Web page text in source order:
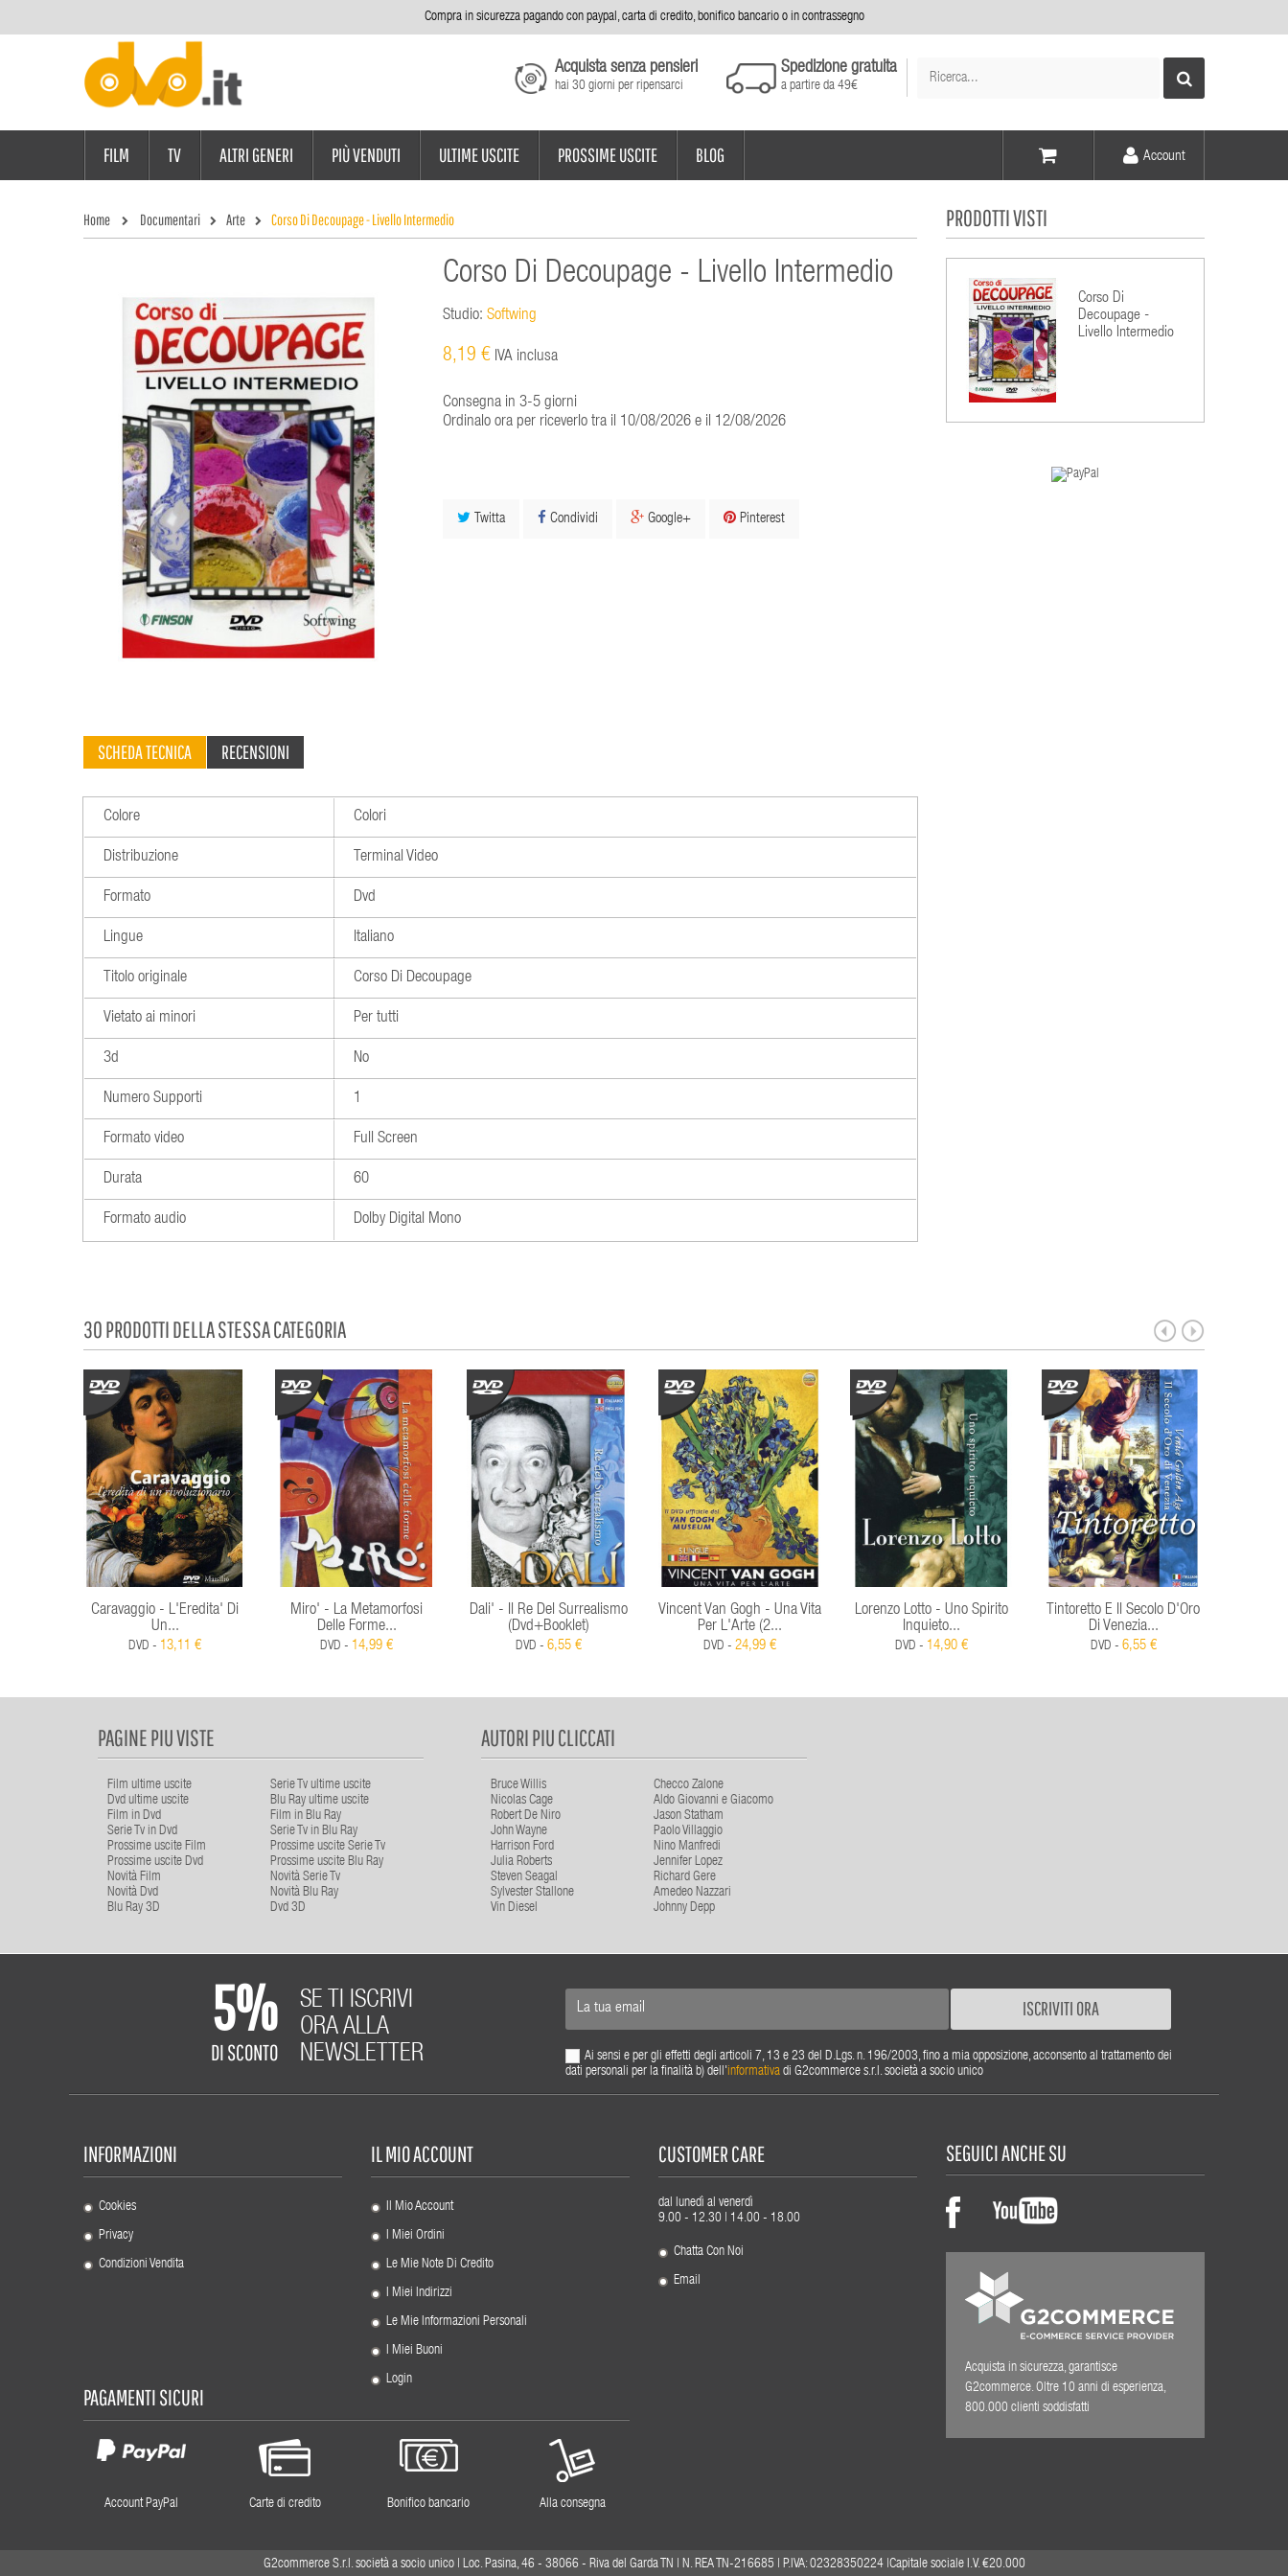
Compra in sicurezza pagando con paypal, carta di credito, bonifico bancario o in contrassegno
Elementi -
Acquista senza pensieri
hai 30 giorni per ripensarci
Spedizione gratuita
a partire da 49€
Account
FILM TV ALTRI GENERI PIÙ VENDUTI ULTIME USCITE PROSSIME USCITE BLOG
Home Documentari Arte Corso Di Decoupage - Livello Intermedio
Corso Di Decoupage - Livello Intermedio
Studio: Softwing
8,19 € IVA inclusa
Consegna in 3-5 giorni
Ordinalo ora per riceverlo tra il 10/08/2026 e il 12/08/2026
Twitta Condividi Google+ Pinterest
SCHEDA TECNICA RECENSIONI
Colore Colori
Distribuzione Terminal Video
Formato Dvd
Lingue Italiano
Titolo originale Corso Di Decoupage
Vietato ai minori Per tutti
3d No
Numero Supporti 1
Formato video Full Screen
Durata 60
Formato audio Dolby Digital Mono
PRODOTTI VISTI
Corso Di
Decoupage -
Livello Intermedio
30 PRODOTTI DELLA STESSA CATEGORIA
Caravaggio - L'Eredita' Di
Un...
DVD - 13,11 €
Miro' - La Metamorfosi
Delle Forme...
DVD - 14,99 €
Dali' - Il Re Del Surrealismo
(Dvd+Booklet)
DVD - 6,55 €
Vincent Van Gogh - Una Vita
Per L'Arte (2...
DVD - 24,99 €
Lorenzo Lotto - Uno Spirito
Inquieto...
DVD - 14,90 €
Tintoretto E Il Secolo D'Oro
Di Venezia...
DVD - 6,55 €
PAGINE PIU VISTE
Film ultime uscite
Serie Tv ultime uscite
Dvd ultime uscite
Blu Ray ultime uscite
Film in Dvd
Film in Blu Ray
Serie Tv in Dvd
Serie Tv in Blu Ray
Prossime uscite Film
Prossime uscite Serie Tv
Prossime uscite Dvd
Prossime uscite Blu Ray
Novità Film
Novità Serie Tv
Novità Dvd
Novità Blu Ray
Blu Ray 3D
Dvd 3D
AUTORI PIU CLICCATI
Bruce Willis
Checco Zalone
Nicolas Cage
Aldo Giovanni e Giacomo
Robert De Niro
Jason Statham
John Wayne
Paolo Villaggio
Harrison Ford
Nino Manfredi
Julia Roberts
Jennifer Lopez
Steven Seagal
Richard Gere
Sylvester Stallone
Amedeo Nazzari
Vin Diesel
Johnny Depp
5%
DI SCONTO
SE TI ISCRIVI
ORA ALLA
NEWSLETTER
ISCRIVITI ORA
Ai sensi e per gli effetti degli articoli 7, 13 e 23 del D.Lgs. n. 196/2003, fino a mia opposizione, acconsento al trattamento dei
dati personali per la finalità b) dell'informativadi G2commerce s.r.l. società a socio unico
INFORMAZIONI
Cookies
Privacy
Condizioni Vendita
IL MIO ACCOUNT
Il Mio Account
I Miei Ordini
Le Mie Note Di Credito
I Miei Indirizzi
Le Mie Informazioni Personali
I Miei Buoni
Login
CUSTOMER CARE
dal lunedì al venerdì
9.00 - 12.30 | 14.00 - 18.00
Chatta Con Noi
Email
SEGUICI ANCHE SU
Acquista in sicurezza, garantisce
G2commerce. Oltre 10 anni di esperienza,
800.000 clienti soddisfatti
PAGAMENTI SICURI
Account PayPal Carte di credito Bonifico bancario Alla consegna
G2commerce S.r.l. società a socio unico | Loc. Pasina, 46 - 38066 - Riva del Garda TN | N. REA TN-216685 | P.IVA: 02328350224 |Capitale sociale I.V. €20.000